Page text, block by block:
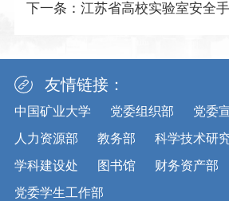
下一条： 江苏省高校实验室安全
友情链接：
中国矿业大学 党委组织部
党委
人力资源部
教务部 科学技术研
学科建设处
图书馆 财务资产部
党委学生工作部